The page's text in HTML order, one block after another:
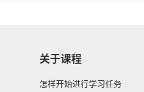
关于课程
怎样开始进行学习任务